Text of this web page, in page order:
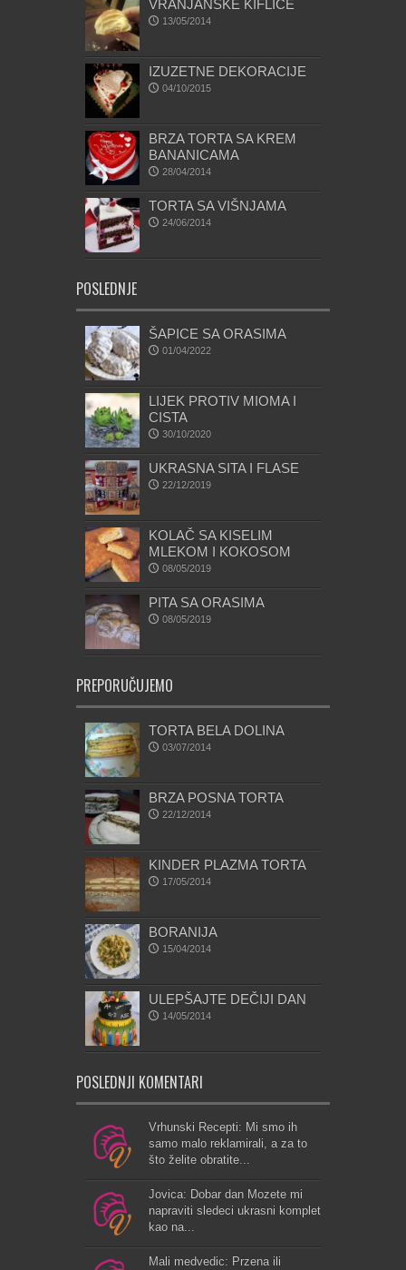
VRANJANSKE KIFLICE
13/05/2014
IZUZETNE DEKORACIJE
04/10/2015
BRZA TORTA SA KREM
BANANICAMA
28/04/2014
TORTA SA VIŠNJAMA
24/06/2014
POSLEDNJE
ŠAPICE SA ORASIMA
01/04/2022
LIJEK PROTIV MIOMA I
CISTA
30/10/2020
UKRASNA SITA I FLASE
22/12/2019
KOLAČ SA KISELIM
MLEKOM I KOKOSOM
08/05/2019
PITA SA ORASIMA
08/05/2019
PREPORUČUJEMO
TORTA BELA DOLINA
03/07/2014
BRZA POSNA TORTA
22/12/2014
KINDER PLAZMA TORTA
17/05/2014
BORANIJA
15/04/2014
ULEPŠAJTE DEČIJI DAN
14/05/2014
POSLEDNJI KOMENTARI
Vrhunski Recepti: Mi smo ih
samo malo reklamirali, a za to
što želite obratite...
Jovica: Dobar dan Mozete mi
napraviti sledeci ukrasni komplet
kao na...
Mali medvedic: Przena ili